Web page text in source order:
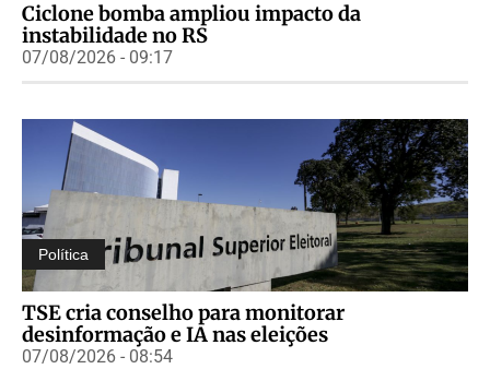
Ciclone bomba ampliou impacto da
instabilidade no RS
07/08/2026 - 09:17
Política
TSE cria conselho para monitorar
desinformação e IA nas eleições
07/08/2026 - 08:54